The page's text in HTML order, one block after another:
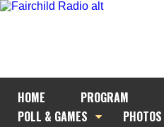
HOME PROGRAM
POLL & GAMES
PHOTOS